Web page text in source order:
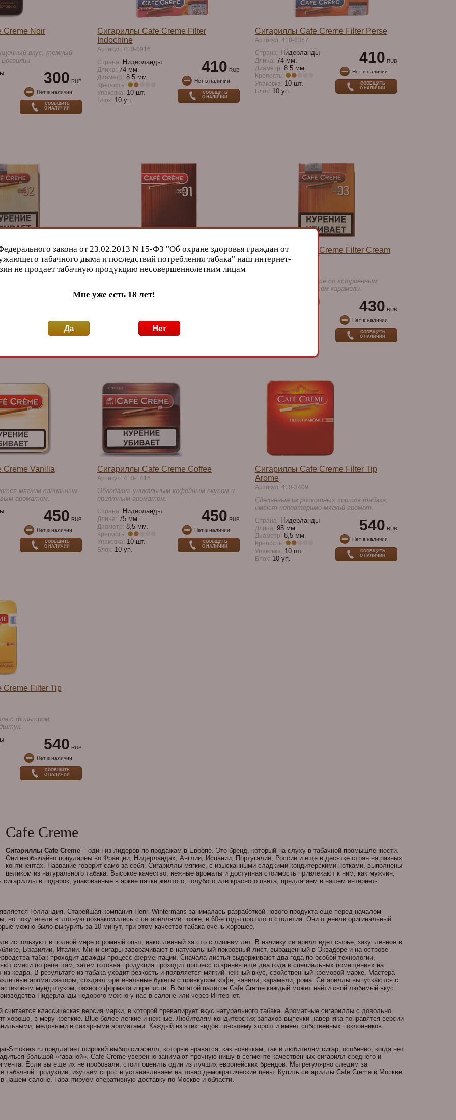
Creme Noir
вкус, темный
300 RUB
Нет в наличии
СООБЩИТЬ
О НАЛИЧИИ
Сигариллы Cafe Creme Filter
Indochine
Артикул: 410-8916
Страна: Нидерланды
Длина: 74 мм.
Диаметр: 8.5 мм.
Крепость:
Упаковка: 10 шт.
Блок: 10 уп.
410 RUB
Нет в наличии
СООБЩИТЬ
О НАЛИЧИИ
Сигариллы Cafe Creme Filter Perse
Артикул: 410-8357
Страна: Нидерланды
Длина: 74 мм.
Диаметр: 8.5 мм.
Крепость:
Упаковка: 10 шт.
Блок: 10 уп.
410 RUB
Нет в наличии
СООБЩИТЬ
О НАЛИЧИИ
Filter Vanilla
Нет в наличии
СООБЩИТЬ
О НАЛИЧИИ
Сигариллы Cafe Creme Filter Coffee
01
Артикул: 410-3580
8 шт.
Сигариллы Cafe Creme Filter Cream
03
Сигариллы Cafe Creme со встроенным
фильтром и ароматом карамели.
Нидерланды 430 RUB
Нет в наличии
СООБЩИТЬ
О НАЛИЧИИ
Creme Vanilla
мягким ванильным
ароматом.
450 RUB
Нет в наличии
СООБЩИТЬ
О НАЛИЧИИ
Сигариллы Cafe Creme Coffee
Артикул: 410-1416
Обладают уникальным кофейным вкусом и
приятным ароматом.
Страна: Нидерланды
Длина: 75 мм.
Диаметр: 8,5 мм.
Крепость:
Упаковка: 10 шт.
Блок: 10 уп.
450 RUB
Нет в наличии
СООБЩИТЬ
О НАЛИЧИИ
Сигариллы Cafe Creme Filter Tip
Arome
Артикул: 410-3409
Cделанные из роскошных сортов табака,
имеют неповторимо мягкий аромат.
Страна: Нидерланды
Длина: 95 мм.
Диаметр: 8,5 мм.
Крепость:
Упаковка: 10 шт.
Блок: 10 уп.
540 RUB
Нет в наличии
СООБЩИТЬ
О НАЛИЧИИ
Creme Filter Tip
с фильтром,
540 RUB
Нет в наличии
СООБЩИТЬ
О НАЛИЧИИ
Cafe Creme
Сигариллы Cafe Creme– один из лидеров по продажам в Европе. Это бренд, который на слуху в табачной промышленности.
Они необычайно популярны во Франции, Нидерландах, Англии, Испании, Португалии, России и еще в десятке стран на разных
континентах. Название говорит само за себя. Сигариллы мягкие, с изысканными сладкими кондитерскими нотками, выполнены
целиком из натурального табака. Высокое качество, нежные ароматы и доступная стоимость привлекают к ним, как мужчин,
в подарок, упакованные в яркие пачки желтого, голубого или красного цвета, предлагаем в нашем интернет-
Голландия. Старейшая компания Henri Wintermans занималась разработкой нового продукта еще перед началом
но покупатели вплотную познакомились с сигариллами позже, в 60-е годы прошлого столетия. Они оценили оригинальный
можно было выкурить за 10 минут, при этом качество табака очень хорошее.
используют в полной мере огромный опыт, накопленный за сто с лишним лет. В начинку сигарилл идет сырье, закупленное в
Бразилии, Италии. Мини-сигары заворачивают в натуральный покровный лист, выращенный в Эквадоре и на острове
табак проходит дважды процесс ферментации. Сначала листья выдерживают два года по особой технологии,
смеси по рецептам, затем готовая продукция проходит процесс старения еще два года в специальных помещениях на
кедра. В результате из табака уходит резкость и появляется мягкий нежный вкус, свойственный кремовой марке. Мастера
ароматизаторы, создают оригинальные букеты с привкусом кофе, ванили, карамели, рома. Сигариллы выпускаются с
мундштуком, разного формата и крепости. В богатой палитре Cafe Creme каждый может найти свой любимый вкус.
Нидерланды недорого можно у нас в салоне или через Интернет.
считается классическая версия марки, в которой превалирует вкус натурального табака. Ароматные сигариллы с довольно
хорошо, в меру крепкие. Blue более легкие и нежные. Любителям кондитерских запахов выпечки наверняка понравятся версии
медовыми и сахарными ароматами. Каждый из этих видов по-своему хорош и имеет собственных поклонников.
Smokers.ru предлагает широкий выбор сигарилл, которые нравятся, как новичкам, так и любителям сигар, особенно, когда нет
большой «гаваной». Cafe Creme уверенно занимают прочную нишу в сегменте качественных сигарилл среднего и
Если вы еще их не пробовали, стоит оценить один из лучших европейских брендов. Мы регулярно следим за
табачной продукции, изучаем спрос и устанавливаем на товар демократические цены. Купить сигариллы Cafe Creme в Москве
нашем салоне. Гарантируем оперативную доставку по Москве и области.
закона от 23.02.2013 N 15-Ф3 "Об охране здоровья граждан от
табачного дыма и последствий потребления табака" наш интернет-
не продает табачную продукцию несовершеннолетним лицам
Мне уже есть 18 лет!
Да Нет